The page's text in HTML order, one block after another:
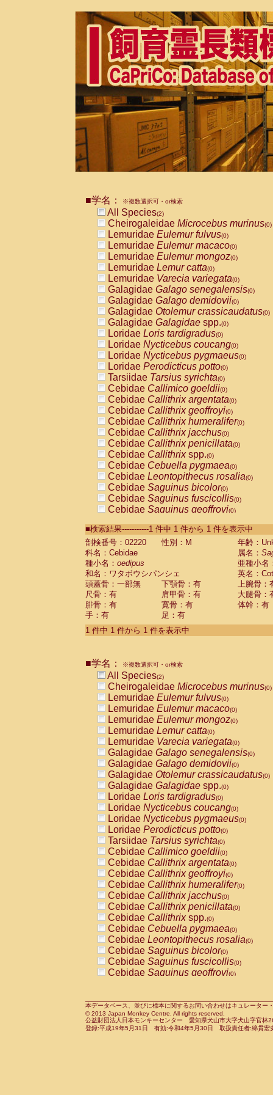
■学名： ※複数選択可・or検索
All Species(2)
Cheirogaleidae Microcebus murinus(0)
Lemuridae Eulemur fulvus(0)
Lemuridae Eulemur macaco(0)
Lemuridae Eulemur mongoz(0)
Lemuridae Lemur catta(0)
Lemuridae Varecia variegata(0)
Galagidae Galago senegalensis(0)
Galagidae Galago demidovii(0)
Galagidae Otolemur crassicaudatus(0)
Galagidae Galagidae spp.(0)
Loridae Loris tardigradus(0)
Loridae Nycticebus coucang(0)
Loridae Nycticebus pygmaeus(0)
Loridae Perodicticus potto(0)
Tarsiidae Tarsius syrichta(0)
Cebidae Callimico goeldii(0)
Cebidae Callithrix argentata(0)
Cebidae Callithrix geoffroyi(0)
Cebidae Callithrix humeralifer(0)
Cebidae Callithrix jacchus(0)
Cebidae Callithrix penicillata(0)
Cebidae Callithrixspp.(0)
Cebidae Cebuella pygmaea(0)
Cebidae Leontopithecus rosalia(0)
Cebidae Saguinus bicolor(0)
Cebidae Saguinus fuscicollis(0)
Cebidae Saguinus geoffroyi(0)
CebidaeSaguinus labiatus(0)
Cebidae Saguinus leucopus (0)
Cebidae
Cebidae
CebidaeSaguinus nigricollis (1)
Cebidae Saguinus oedipus
Cebidae Saguinus weddelli
Cebidae Saguinusspp.
Cebidae Aotus trivirgatus
Cebidae Cebus albifrons
CebidaeCebus nigrivittatus
CebidaeCebus
CebidaeSaimiri boliviensis(0)
CebidaeSaimiri sciureus(0)
AtelidaeAlouatta caraya(0)
AtelidaeAlouatta fusca(0)
AtelidaeAlouatta seniculus
AtelidaeAlouattaspp.(0)
AtelidaeAteles belzebuth(0)
AtelidaeAteles geoffroyi(0)
AtelidaeAteles paniscus(0)
AtelidaeAtelesspp.(0)
Atelidae Lagothrix lagothricha
AtelidaeLagothrix lagothricha cana
PitheciidaeCacajao calvus
PitheciidaeCallicebus cupreus
PitheciidaeCallicebus donacophilus
PitheciidaeCallicebus moloch
PitheciidaeCallicebus torquatus
PitheciidaeCallicebusspp.(0)
PitheciidaeChiropotes satanas(0)
PitheciidaePithecia monachus
PitheciidaePithecia pithecia(0)
CercopithecidaeCercocebus agilis
CercopithecidaeCercocebus
CercopithecidaeCercocebus
CercopithecidaeCercocebus
CercopithecidaeCercocebus
CercopithecidaeCercocebushybrid
CercopithecidaePapio anubis(0)
CercopithecidaePapio cynocephalus
CercopithecidaePapio hamadryas(0)
■検索結果-----------1 件中 1 件から 1 件を表示中
剖検番号：02220
性別：M
年齢：
科名：Cebidae
属名：
種小名： oedipus
亜種小名
和名：ワタボウシパンシェ
英名：
頭蓋骨：一部無
下顎骨：有
上腕骨：
尺骨：有
肩甲骨：有
大腿骨：
腓骨：有
寛骨：有
体幹：有
手：有
足：有
1 件中 1 件から 1 件を表示中
■学名： ※複数選択可・or検索
All Species(2)
Cheirogaleidae Microcebus murinus(0)
Lemuridae Eulemur fulvus(0)
Lemuridae Eulemur macaco(0)
Lemuridae Eulemur mongoz(0)
Lemuridae Lemur catta(0)
Lemuridae Varecia variegata(0)
Galagidae Galago senegalensis(0)
Galagidae Galago demidovii(0)
Galagidae Otolemur crassicaudatus(0)
Galagidae Galagidae spp.(0)
Loridae Loris tardigradus(0)
Loridae Nycticebus coucang(0)
Loridae Nycticebus pygmaeus(0)
Loridae Perodicticus potto(0)
Tarsiidae Tarsius syrichta(0)
Cebidae Callimico goeldii(0)
Cebidae Callithrix argentata(0)
Cebidae Callithrix geoffroyi(0)
Cebidae Callithrix humeralifer(0)
Cebidae Callithrix jacchus(0)
Cebidae Callithrix penicillata(0)
Cebidae Callithrixspp.(0)
Cebidae Cebuella pygmaea(0)
Cebidae Leontopithecus rosalia(0)
Cebidae Saguinus bicolor(0)
Cebidae Saguinus fuscicollis(0)
Cebidae Saguinus geoffroyi(0)
CebidaeSaguinus leucopus(0)
CebidaeSaguinus midas(0)
Cebidae Saguinus mystax(0)
本データベース、並びに標本に関するお問い合わせはキュレータ
© 2013 Japan Monkey Centre. All rights reserved.
公益財団法人日本モンキーセンター 愛知県犬山市大字犬山字官
登録:平成19年5月31日 有効:令和4年5月30日 取扱責任者:綿貫宏